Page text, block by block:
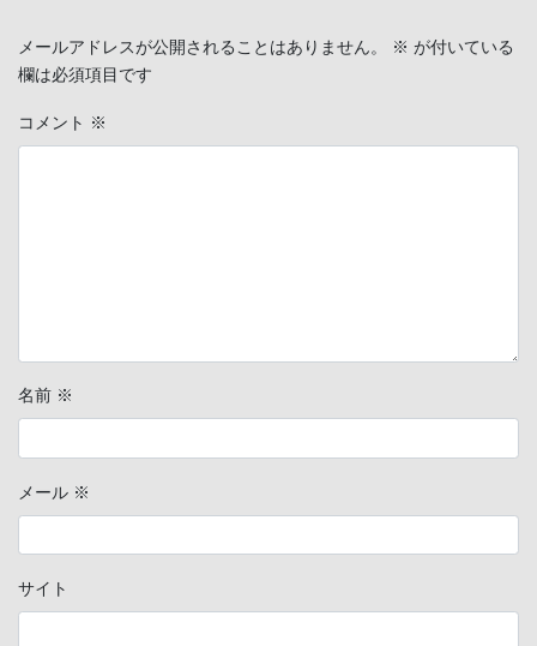
メールアドレスが公開されることはありません。 ※ が付いている
欄は必須項目です
コメント ※
名前 ※
メール ※
サイト